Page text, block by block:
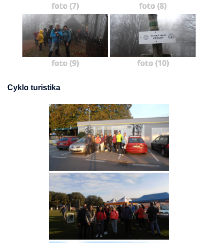
foto (7) foto (8)
foto (9) foto (10)
Cyklo turistika